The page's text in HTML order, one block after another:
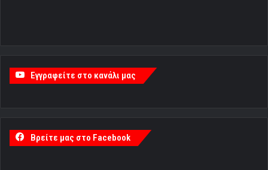
Εγγραφείτε στο κανάλι μας
Βρείτε μας στο Facebook